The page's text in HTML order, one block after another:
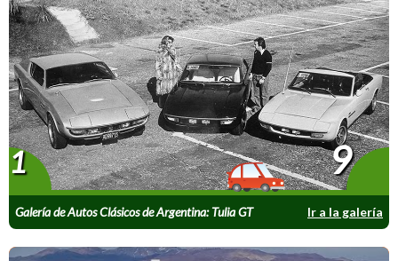
Galería de Autos Clásicos de Argentina: Tulia GT
y Tulieta
Ir a la galería
1 9